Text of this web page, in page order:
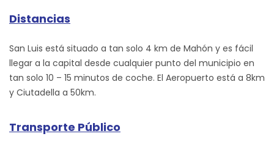
Distancias
San Luis está situado a tan solo 4 km de Mahón y es fácil
llegar a la capital desde cualquier punto del municipio en
tan solo 10 – 15 minutos de coche. El Aeropuerto está a 8km
y Ciutadella a 50km.
Transporte Público